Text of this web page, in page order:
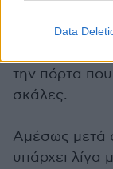
Data
του στήθους
την πόρτα
σκάλες.
Αμέσως μετά
υπάρχει λίγα